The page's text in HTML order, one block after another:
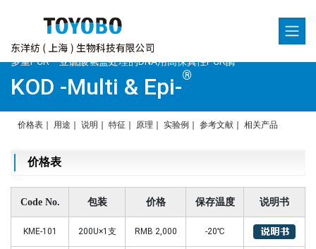
多重PCR・亚硫酸氢盐处理的DNA用高保真性PCR酶
KOD -Multi & Epi-®
价格表 用途 说明 特征 原理 实验例 参考文献 相关产品
价格表
Code No. 包装 价格 保存温度 说明书
KME-101 200U×1支 RMB 2,000 -20℃